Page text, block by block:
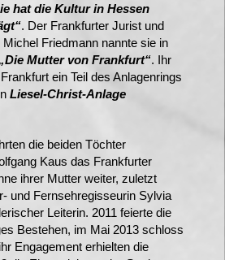
hat die Kultur in Hessen
. Der Frankfurter Jurist und
Friedmann nannte sie in
Mutter von Frankfurt“. Ihr
ein Teil des Anlagenrings
Liesel-Christ-Anlage
die beiden Töchter
Kaus das Frankfurter
ihrer Mutter weiter, zuletzt
und Fernsehregisseurin Sylvia
Leiterin. 2011 feierte die
Bestehen, im Mai 2013 schloss
Engagement erhielten die